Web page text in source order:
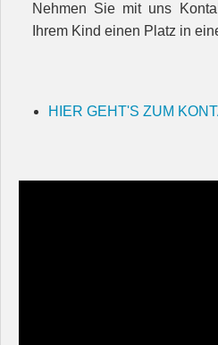
Nehmen Sie mit uns
Ihrem Kind einen Platz in
HIER GEHT'S ZUM